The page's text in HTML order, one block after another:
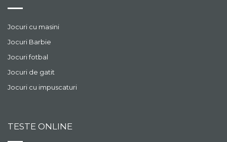
Jocuri cu masini
Jocuri Barbie
Jocuri fotbal
Jocuri de gatit
Jocuri cu impuscaturi
TESTE ONLINE